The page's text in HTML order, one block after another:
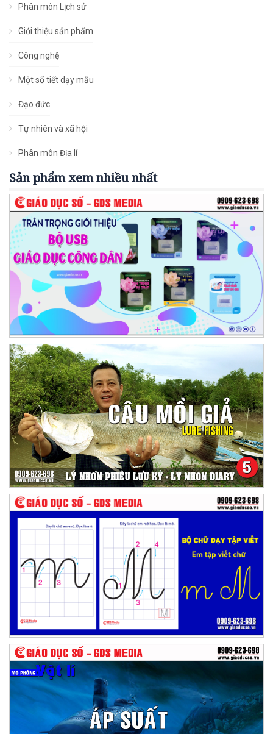
Phân môn Lịch sử
Giới thiệu sản phẩm
Công nghệ
Một số tiết dạy mẫu
Đạo đức
Tự nhiên và xã hội
Phân môn Địa lí
Sản phẩm xem nhiều nhất